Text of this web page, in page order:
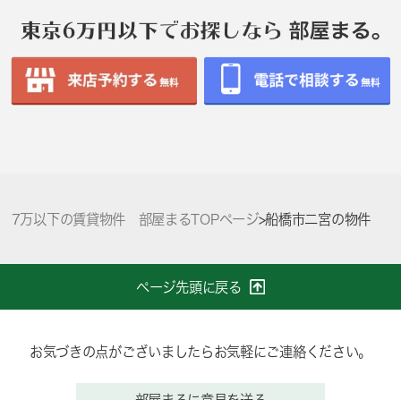
7万以下の賃貸物件 部屋まるTOPページ>船橋市二宮の物件
ページ先頭に戻る
お気づきの点がございましたらお気軽にご連絡ください。